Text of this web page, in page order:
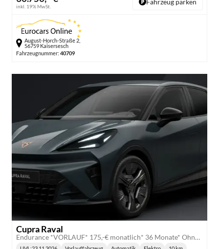
inkl. 19% MwSt.
August-Horch-Straße 2,
56759 Kaisersesch
Fahrzeugnummer: 40709
Cupra Raval
Endurance *VORLAUF* 175,-€ monatlich* 36 Monate* Ohne Kilometerbegrenzung*